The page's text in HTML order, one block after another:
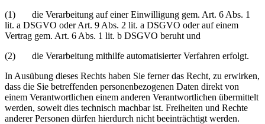
(1) die Verarbeitung auf einer Einwilligung gem. Art. 6 Abs. 1
lit. a DSGVO oder Art. 9 Abs. 2 lit. a DSGVO oder auf einem
Vertrag gem. Art. 6 Abs. 1 lit. b DSGVO beruht und
(2) die Verarbeitung mithilfe automatisierter Verfahren erfolgt.
In Ausübung dieses Rechts haben Sie ferner das Recht, zu erwirken,
dass die Sie betreffenden personenbezogenen Daten direkt von
einem Verantwortlichen einem anderen Verantwortlichen übermittelt
werden, soweit dies technisch machbar ist. Freiheiten und Rechte
anderer Personen dürfen hierdurch nicht beeinträchtigt werden.